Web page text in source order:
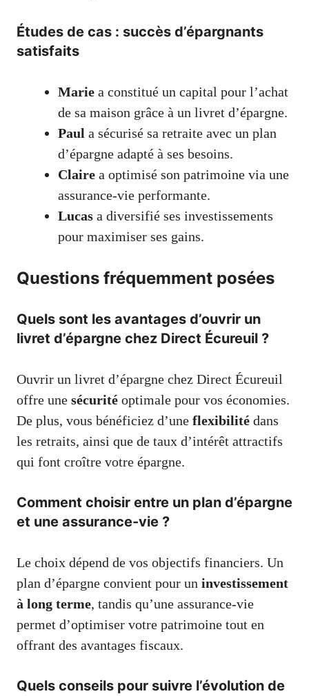
Études de cas : succès d’épargnants
satisfaits
Marie a constitué un capital pour l’achat
de sa maison grâce à un livret d’épargne.
Paul a sécurisé sa retraite avec un plan
d’épargne adapté à ses besoins.
Claire a optimisé son patrimoine via une
assurance-vie performante.
Lucas a diversifié ses investissements
pour maximiser ses gains.
Questions fréquemment posées
Quels sont les avantages d’ouvrir un
livret d’épargne chez Direct Écureuil ?
Ouvrir un livret d’épargne chez Direct Écureuil
offre une sécurité optimale pour vos économies.
De plus, vous bénéficiez d’une flexibilité dans
les retraits, ainsi que de taux d’intérêt attractifs
qui font croître votre épargne.
Comment choisir entre un plan d’épargne
et une assurance-vie ?
Le choix dépend de vos objectifs financiers. Un
plan d’épargne convient pour un investissement
à long terme, tandis qu’une assurance-vie
permet d’optimiser votre patrimoine tout en
offrant des avantages fiscaux.
Quels conseils pour suivre l’évolution de